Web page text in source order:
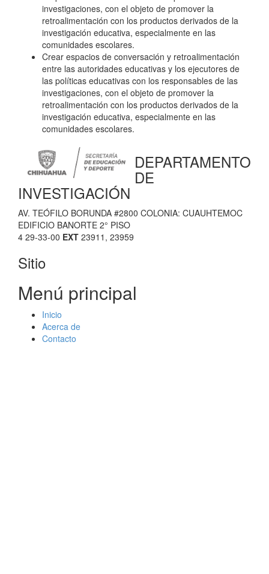
investigaciones, con el objeto de promover la
retroalimentación con los productos derivados de la
investigación educativa, especialmente en las
comunidades escolares.
Crear espacios de conversación y retroalimentación
entre las autoridades educativas y los ejecutores de
las políticas educativas con los responsables de las
investigaciones, con el objeto de promover la
retroalimentación con los productos derivados de la
investigación educativa, especialmente en las
comunidades escolares.
DEPARTAMENTO
DE
INVESTIGACIÓN
AV. TEÓFILO BORUNDA #2800 COLONIA: CUAUHTEMOC
EDIFICIO BANORTE 2° PISO
4 29-33-00 EXT 23911, 23959
Sitio
Menú principal
Inicio
Acerca de
Contacto